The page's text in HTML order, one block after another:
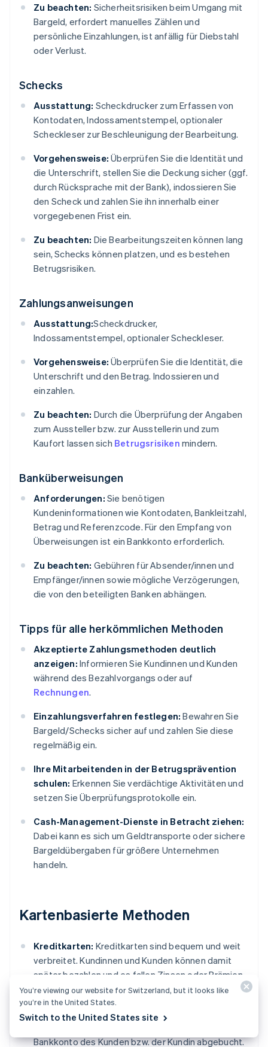
Zu beachten: Sicherheitsrisiken beim Umgang mit
Bargeld, erfordert manuelles Zählen und
persönliche Einzahlungen, ist anfällig für Diebstahl
oder Verlust.
Schecks
Ausstattung: Scheckdrucker zum Erfassen von
Kontodaten, Indossamentstempel, optionaler
Scheckleser zur Beschleunigung der Bearbeitung.
Vorgehensweise: Überprüfen Sie die Identität und
die Unterschrift, stellen Sie die Deckung sicher (ggf.
durch Rücksprache mit der Bank), indossieren Sie
den Scheck und zahlen Sie ihn innerhalb einer
vorgegebenen Frist ein.
Zu beachten: Die Bearbeitungszeiten können lang
sein, Schecks können platzen, und es bestehen
Betrugsrisiken.
Zahlungsanweisungen
Ausstattung:Scheckdrucker,
Indossamentstempel, optionaler Scheckleser.
Vorgehensweise: Überprüfen Sie die Identität, die
Unterschrift und den Betrag. Indossieren und
einzahlen.
Zu beachten: Durch die Überprüfung der Angaben
zum Aussteller bzw. zur Ausstellerin und zum
Kaufort lassen sich Betrugsrisiken mindern.
Banküberweisungen
Anforderungen: Sie benötigen
Kundeninformationen wie Kontodaten, Bankleitzahl,
Betrag und Referenzcode. Für den Empfang von
Überweisungen ist ein Bankkonto erforderlich.
Zu beachten: Gebühren für Absender/innen und
Empfänger/innen sowie mögliche Verzögerungen,
die von den beteiligten Banken abhängen.
Tipps für alle herkömmlichen Methoden
Akzeptierte Zahlungsmethoden deutlich
anzeigen: Informieren Sie Kundinnen und Kunden
während des Bezahlvorgangs oder auf
Rechnungen.
Einzahlungsverfahren festlegen: Bewahren Sie
Bargeld/Schecks sicher auf und zahlen Sie diese
regelmäßig ein.
Ihre Mitarbeitenden in der Betrugsprävention
schulen: Erkennen Sie verdächtige Aktivitäten und
setzen Sie Überprüfungsprotokolle ein.
Cash-Management-Dienste in Betracht ziehen:
Dabei kann es sich um Geldtransporte oder sichere
Bargeldübergaben für größere Unternehmen
handeln.
Kartenbasierte Methoden
Kreditkarten: Kreditkarten sind bequem und weit
verbreitet. Kundinnen und Kunden können damit
später bezahlen und es fallen Zinsen oder Prämien
an.
Debitkarten: Ähnlich wie Kreditkarten. Bei
Bankkonto des Kunden bzw. der Kundin abgebucht.
You’re viewing our website for Switzerland, but it looks like
you’re in the United States.
Switch to the United States site